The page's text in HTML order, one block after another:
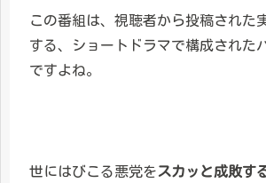
この番組は、視聴者から投稿された
する、ショートドラマで構成された
ですよね。
世にはびこる悪党をスカッと成敗す